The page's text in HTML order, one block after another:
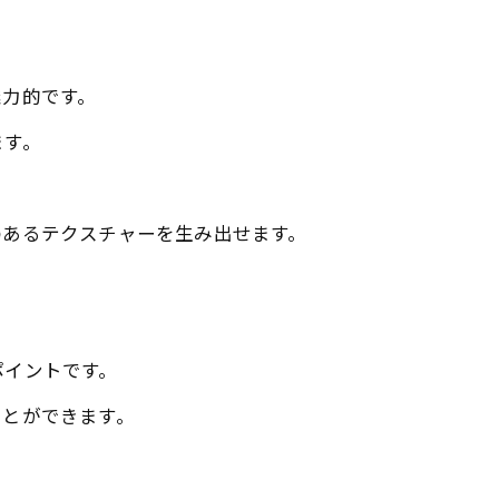
的です。
。
テクスチャーを生み出せます。
ントです。
ができます。